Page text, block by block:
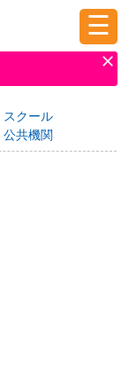
☰
スクール
公共機関